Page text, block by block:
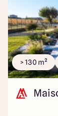
> 130 m²